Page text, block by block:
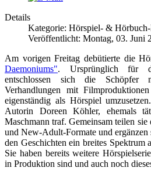
Details
Kategorie: Hörspiel- &
Veröffentlicht: Montag, 03. Juni
Am vorigen Freitag debütierte die
Daemoniums". Ursprünglich für
entschlossen sich die Schöpfer
Verhandlungen mit
eigenständig als Hörspiel
Autorin Doreen Köhler, ehemals
Maschmann traf. Gemeinsam teilen
und New-Adult-Formate und
den Geschichten ein breites Spektrum
Sie haben bereits weitere
in Produktion sind und auch noch